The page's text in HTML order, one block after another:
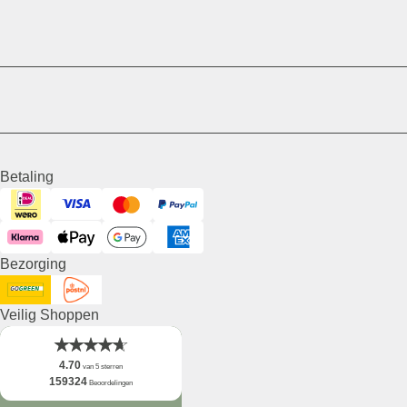
Betaling
iDeal Visa MastercardPayPal
Klarna ApplePay GooglePayAmerican Express
Bezorging
DHL GoGreen
Post NL
Veilig Shoppen
4.70 van 5 sterren
159324 Beoordelingen